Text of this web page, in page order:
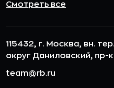
Смотреть все
115432, г. Москва, вн.
округ Даниловский, пр-
team@rb.ru